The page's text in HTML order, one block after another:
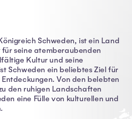
Schweden, ist ein Land
seine atemberaubenden
Kultur und seine
Schweden ein beliebtes Ziel für
Von den belebten
den ruhigen Landschaften
eine Fülle von kulturellen und